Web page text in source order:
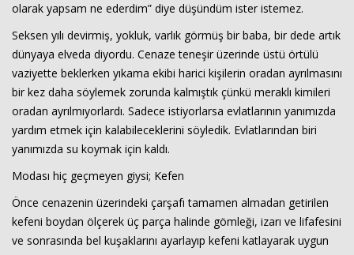
olarak yapsam ne ederdim” diye düşündüm ister istemez.
Seksen yılı devirmiş, yokluk, varlık görmüş bir baba, bir dede artık
dünyaya elveda diyordu. Cenaze teneşir üzerinde üstü örtülü
vaziyette beklerken yıkama ekibi harici kişilerin oradan ayrılmasını
bir kez daha söylemek zorunda kalmıştık çünkü meraklı kimileri
oradan ayrılmıyorlardı. Sadece istiyorlarsa evlatlarının yanımızda
yardım etmek için kalabileceklerini söyledik. Evlatlarından biri
yanımızda su koymak için kaldı.
Modası hiç geçmeyen giysi; Kefen
Önce cenazenin üzerindeki çarşafı tamamen almadan getirilen
kefeni boydan ölçerek üç parça halinde gömleği, izarı ve lifafesini
ve sonrasında bel kuşaklarını ayarlayıp kefeni katlayarak uygun